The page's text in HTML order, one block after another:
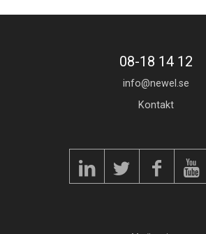
08-18 14 12
info@newel.se
Kontakt